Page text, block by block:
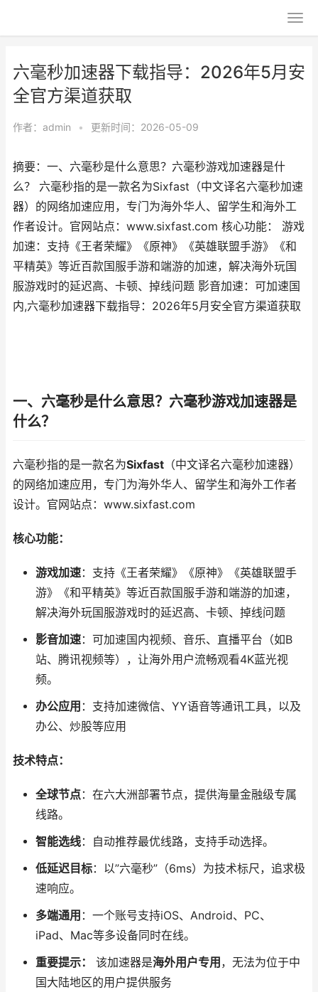
六毫秒加速器下载指导：2026年5月安
全官方渠道获取
作者： admin • 更新时间：2026-05-09
摘要：一、六毫秒是什么意思？六毫秒游戏加速器是什
么？ 六毫秒指的是一款名为Sixfast（中文译名六毫秒加速
器）的网络加速应用，专门为海外华人、留学生和海外工
作者设计。官网站点：www.sixfast.com 核心功能： 游戏
加速：支持《王者荣耀》《原神》《英雄联盟手游》《和
平精英》等近百款国服手游和端游的加速，解决海外玩国
服游戏时的延迟高、卡顿、掉线问题 影音加速：可加速国
内,六毫秒加速器下载指导：2026年5月安全官方渠道获取
一、六毫秒是什么意思？六毫秒游戏加速器是
什么？
六毫秒指的是一款名为Sixfast （中文译名六毫秒加速器）
的网络加速应用，专门为海外华人、留学生和海外工作者
设计。官网站点：www.sixfast.com
核心功能：
游戏加速：支持《王者荣耀》《原神》《英雄联盟手
游》《和平精英》等近百款国服手游和端游的加速，
解决海外玩国服游戏时的延迟高、卡顿、掉线问题
影音加速：可加速国内视频、音乐、直播平台（如B
站、腾讯视频等），让海外用户流畅观看4K蓝光视
频。
办公应用 ：支持加速微信、YY语音等通讯工具，以及
办公、炒股等应用
技术特点：
全球节点：在六大洲部署节点，提供海量金融级专属
线路。
智能选线：自动推荐最优线路，支持手动选择。
低延迟目标：以”六毫秒”（6ms）为技术标尺，追求极
速响应。
多端通用 ：一个账号支持iOS、Android、PC、
iPad、Mac等多设备同时在线。
重要提示：
​ 该加速器是海外用户专用 ，无法为位于中
国大陆地区的用户提供服务